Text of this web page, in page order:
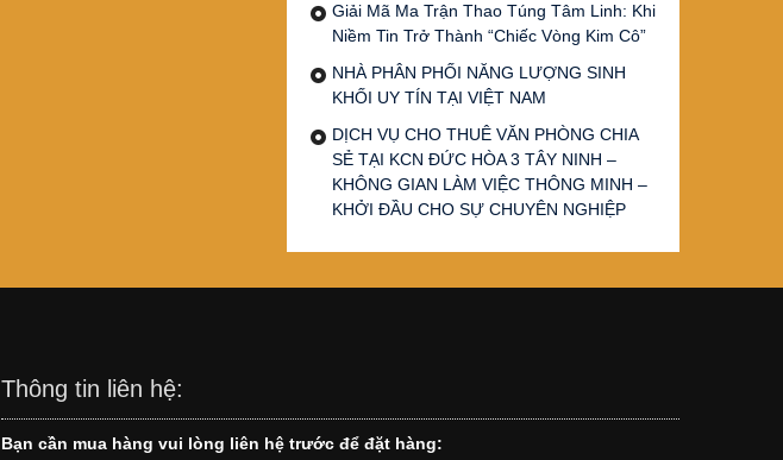
Giải Mã Ma Trận Thao Túng Tâm Linh: Khi
Niềm Tin Trở Thành “Chiếc Vòng Kim Cô”
NHÀ PHÂN PHỐI NĂNG LƯỢNG SINH
KHỐI UY TÍN TẠI VIỆT NAM
DỊCH VỤ CHO THUÊ VĂN PHÒNG CHIA
SẺ TẠI KCN ĐỨC HÒA 3 TÂY NINH –
KHÔNG GIAN LÀM VIỆC THÔNG MINH –
KHỞI ĐẦU CHO SỰ CHUYÊN NGHIỆP
Thông tin liên hệ:
Bạn cần mua hàng vui lòng liên hệ trước để đặt hàng: